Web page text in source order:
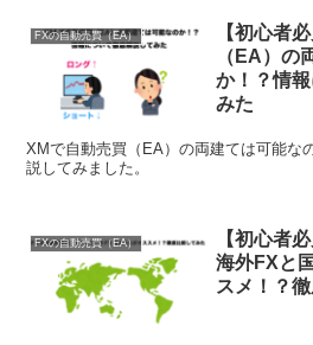
FXの自動売買（EA）
【初心者
（EA）の
か！？情
みた
XMで自動売買（EA）の両建ては可能な
説してみました。
FXの自動売買（EA）
【初心者
海外FXと
スメ！？